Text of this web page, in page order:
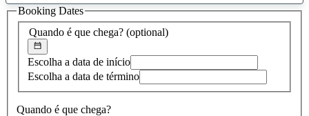
encontrada
Quando é que chega? (optional)
Escolha a data de início
Escolha a data de término
Quando é que chega?
Booking Dates